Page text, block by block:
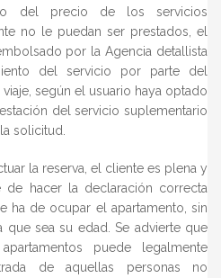
del precio de los servicios
no le puedan ser prestados, el
por la Agencia detallista
del servicio por parte del
según el usuario haya optado
del servicio suplementario
solicitud.
la reserva, el cliente es plena y
de hacer la declaración correcta
ha de ocupar el apartamento, sin
que sea su edad. Se advierte que
puede legalmente
de aquellas personas no